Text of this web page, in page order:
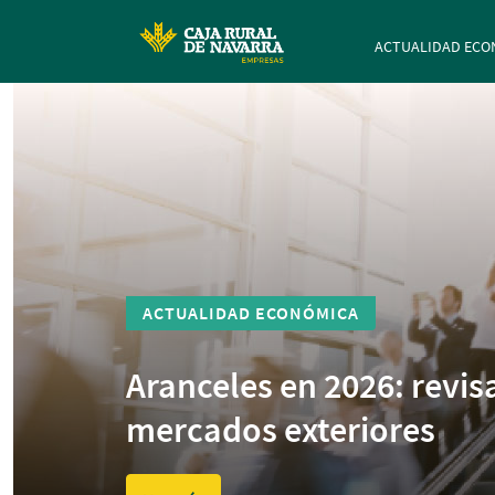
ACTUALIDAD
ACTUALIDAD ECONÓMICA
Aranceles en 2026:
mercados exteriores